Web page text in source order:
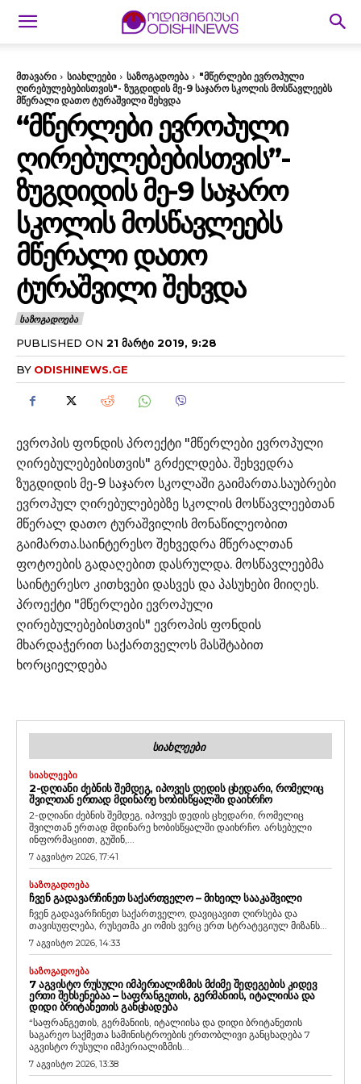
მთავარი სიახლეები საზოგადოება
"მწერლები ევროპული
ღირებულებებისთვის"- ზუგდიდის მე-9 საჯარო სკოლის მოსწავლეებს
მწერალი დათო ტურაშვილი შეხვდა
“ᲛᲬᲔᲠᲚᲔᲑᲘ ᲔᲕᲠᲝᲞᲣᲚᲘ
ᲦᲘᲠᲔᲑᲣᲚᲔᲑᲔᲑᲘᲡᲗᲕᲘᲡ”-
ᲖᲣᲒᲓᲘᲓᲘᲡ ᲛᲔ-9 ᲡᲐᲯᲐᲠᲝ
ᲡᲙᲝᲚᲘᲡ ᲛᲝᲡᲬᲐᲕᲚᲔᲔᲑᲡ
ᲛᲬᲔᲠᲐᲚᲘ ᲓᲐᲗᲝ
ᲢᲣᲠᲐᲨᲕᲘᲚᲘ ᲨᲔᲮᲕᲓᲐ
ᲡᲐᲖᲝᲒᲐᲓᲝᲔᲑᲐ
PUBLISHED ON 21 ᲛᲐᲠᲢᲘ 2019, 9:28
BY ODISHINEWS.GE
ევროპის ფონდის პროექტი "მწერლები ევროპული
ღირებულებებისთვის" გრძელდება. შეხვედრა
ზუგდიდის მე-9 საჯარო სკოლაში გაიმართა.საუბრები
ევროპულ ღირებულებებზე სკოლის მოსწავლეებთან
მწერალ დათო ტურაშვილის მონაწილეობით
გაიმართა.საინტერესო შეხვედრა მწერალთან
ფოტოების გადაღებით დასრულდა. მოსწავლეებმა
საინტერესო კითხვები დასვეს და პასუხები მიიღეს.
პროექტი "მწერლები ევროპული
ღირებულებებისთვის" ევროპის ფონდის
მხარდაჭერით საქართველოს მასშტაბით
ხორციელდება
ᲡᲘᲐᲮᲚᲔᲔᲑᲘ
ᲡᲘᲐᲮᲚᲔᲔᲑᲘ
2-ᲓᲦᲘᲐᲜᲘ ᲫᲔᲑᲜᲘᲡ ᲨᲔᲛᲓᲔᲒ, ᲘᲞᲝᲕᲔᲡ ᲓᲔᲓᲘᲡ ᲪᲮᲔᲓᲐᲠᲘ, ᲠᲝᲛᲔᲚᲘᲪ
ᲨᲕᲘᲚᲗᲐᲜ ᲔᲠᲗᲐᲓ ᲛᲓᲘᲜᲐᲠᲔ ᲮᲝᲑᲘᲡᲬᲧᲐᲚᲨᲘ ᲓᲐᲘᲮᲠᲩᲝ
2-დღიანი ძებნის შემდეგ, იპოვეს დედის ცხედარი, რომელიც
შვილთან ერთად მდინარე ხობისწყალში დაიხრჩო. არსებული
ინფორმაციით, გუშინ,...
7 აგვისტო 2026, 17:41
ᲡᲐᲖᲝᲒᲐᲓᲝᲔᲑᲐ
ᲩᲕᲔᲜ ᲒᲐᲓᲐᲕᲐᲠᲩᲘᲜᲔᲗ ᲡᲐᲥᲐᲠᲗᲕᲔᲚᲝ – ᲛᲘᲮᲔᲘᲚ ᲡᲐᲐᲙᲐᲨᲕᲘᲚᲘ
ჩვენ გადავარჩინეთ საქართველო, დავიცავით ღირსება და
თავისუფლება, რუსეთმა კი ომის ვერც ერთ სტრატეგიულ მიზანს...
7 აგვისტო 2026, 14:33
ᲡᲐᲖᲝᲒᲐᲓᲝᲔᲑᲐ
7 ᲐᲒᲕᲘᲡᲢᲝ ᲠᲣᲡᲣᲚᲘ ᲘᲛᲞᲔᲠᲘᲐᲚᲘᲖᲛᲘᲡ ᲛᲫᲘᲛᲔ ᲨᲔᲓᲔᲒᲔᲑᲘᲡ ᲙᲘᲓᲔᲕ
ᲔᲠᲗᲘ ᲨᲔᲮᲡᲔᲜᲔᲑᲐᲐ – ᲡᲐᲤᲠᲐᲜᲒᲔᲗᲘᲡ, ᲒᲔᲠᲛᲐᲜᲘᲘᲡ, ᲘᲢᲐᲚᲘᲘᲡᲐ ᲓᲐ
ᲓᲘᲓᲘ ᲑᲠᲘᲢᲐᲜᲔᲗᲘᲡ ᲒᲐᲜᲪᲮᲐᲓᲔᲑᲐ
“საფრანგეთის, გერმანიის, იტალიისა და დიდი ბრიტანეთის
საგარეო საქმეთა სამინისტროების ერთობლივი განცხადება 7
აგვისტო რუსული იმპერიალიზმის...
7 აგვისტო 2026, 13:38